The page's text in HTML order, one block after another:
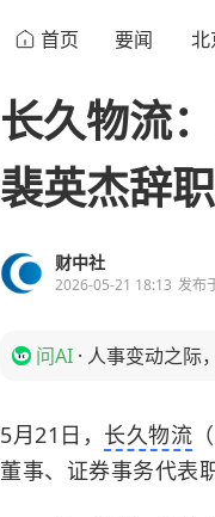
首页 要闻 北
长久物流
裴英杰辞职
财中社
2026-05-21 18:13 发布
问AI · 人事变动之际
5月21日， 长久物流
董事、证券事务代表